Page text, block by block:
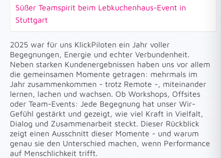
Süßer Teamspirit beim Lebkuchenhaus-Event in
Stuttgart
2025 war für uns KlickPiloten ein Jahr voller
Begegnungen, Energie und echter Verbundenheit.
Neben starken Kundenergebnissen haben uns vor allem
die gemeinsamen Momente getragen: mehrmals im
Jahr zusammenkommen - trotz Remote -, miteinander
lernen, lachen und wachsen. Ob Workshops, Offsites
oder Team-Events: Jede Begegnung hat unser Wir-
Gefühl gestärkt und gezeigt, wie viel Kraft in Vielfalt,
Dialog und Zusammenarbeit steckt. Dieser Rückblick
zeigt einen Ausschnitt dieser Momente - und warum
genau sie den Unterschied machen, wenn Performance
auf Menschlichkeit trifft.